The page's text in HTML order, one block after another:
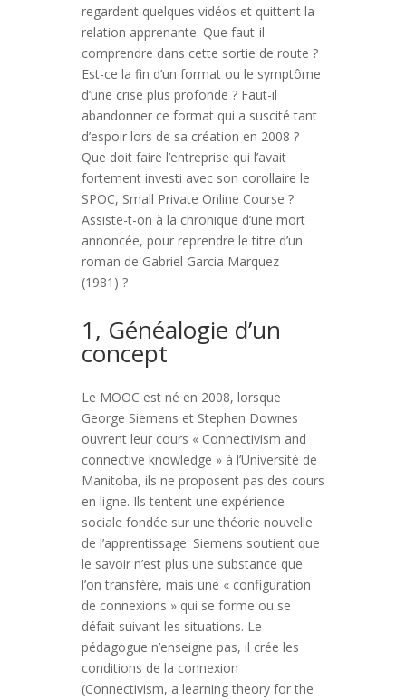
regardent quelques vidéos et quittent la
relation apprenante. Que faut-il
comprendre dans cette sortie de route ?
Est-ce la fin d’un format ou le symptôme
d’une crise plus profonde ? Faut-il
abandonner ce format qui a suscité tant
d’espoir lors de sa création en 2008 ?
Que doit faire l’entreprise qui l’avait
fortement investi avec son corollaire le
SPOC, Small Private Online Course ?
Assiste-t-on à la chronique d’une mort
annoncée, pour reprendre le titre d’un
roman de Gabriel Garcia Marquez
(1981) ?
1, Généalogie d’un
concept
Le MOOC est né en 2008, lorsque
George Siemens et Stephen Downes
ouvrent leur cours « Connectivism and
connective knowledge » à l’Université de
Manitoba, ils ne proposent pas des cours
en ligne. Ils tentent une expérience
sociale fondée sur une théorie nouvelle
de l’apprentissage. Siemens soutient que
le savoir n’est plus une substance que
l’on transfère, mais une « configuration
de connexions » qui se forme ou se
défait suivant les situations. Le
pédagogue n’enseigne pas, il crée les
conditions de la connexion
(Connectivism, a learning theory for the